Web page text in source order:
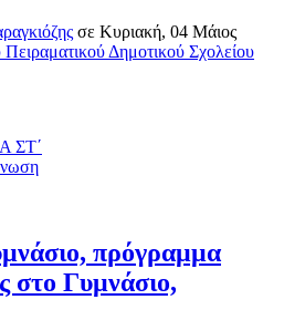
σε Κυριακή, 04 Μάιος
Δημοτικού Σχολείου
ΣΤ΄
πρόγραμμα
στο Γυμνάσιο,